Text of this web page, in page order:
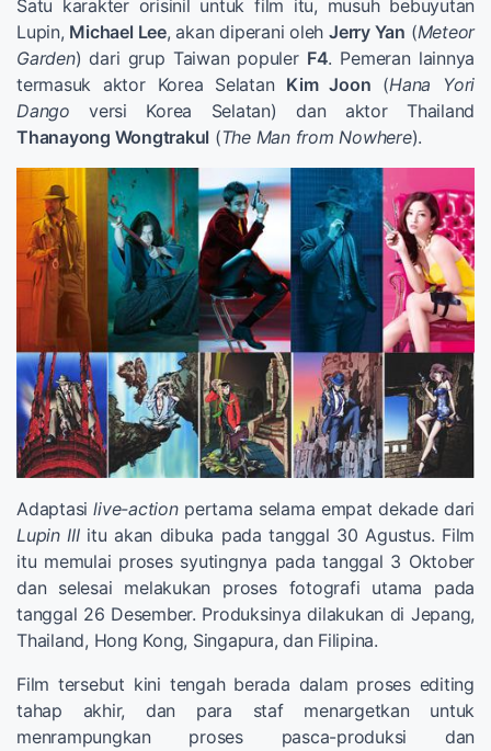
Satu karakter orisinil untuk film itu, musuh bebuyutan
Lupin, Michael Lee, akan diperani oleh Jerry Yan (Meteor
Garden) dari grup Taiwan populer F4. Pemeran lainnya
termasuk aktor Korea Selatan Kim Joon (Hana Yori
Dango versi Korea Selatan) dan aktor Thailand
Thanayong Wongtrakul (The Man from Nowhere).
Adaptasilive-actionpertama selama empat dekade dari
Lupin IIIitu akan dibuka pada tanggal 30 Agustus. Film
itu memulai proses syutingnya pada tanggal 3 Oktober
dan selesai melakukan proses fotografi utama pada
tanggal 26 Desember. Produksinya dilakukan di Jepang,
Thailand, Hong Kong, Singapura, dan Filipina.
Film tersebut kini tengah berada dalam proses editing
tahap akhir, dan para staf menargetkan untuk
menrampungkan proses pasca-produksi dan